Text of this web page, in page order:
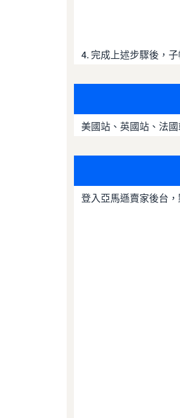
4. 完成上述步驟後，
美國站、英國站、法
登入亞馬遜賣家後台